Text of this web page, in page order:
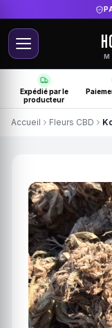
Expédié par le
producteur
Accueil Fleurs CBD